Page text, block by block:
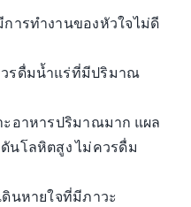
ารทำงานของหัวใจไม่ดี
รดื่มน้ำแร่ที่มีปริมาณ
ะอาหารปริมาณมาก แผล
นโลหิตสูง ไม่ควรดื่ม
นหายใจที่มีภาวะ